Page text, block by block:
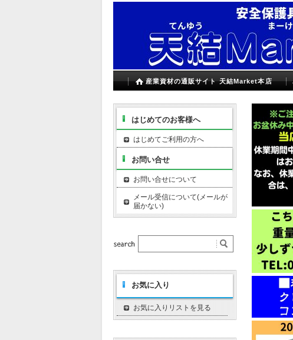
産業資材の通販サイト 天結Market本店
はじめてのお客様へ
はじめてご利用の方へ
お問い合せ
お問い合せについて
メール受信について(メールが
届かない)
お気に入り
お気に入りリストを見る